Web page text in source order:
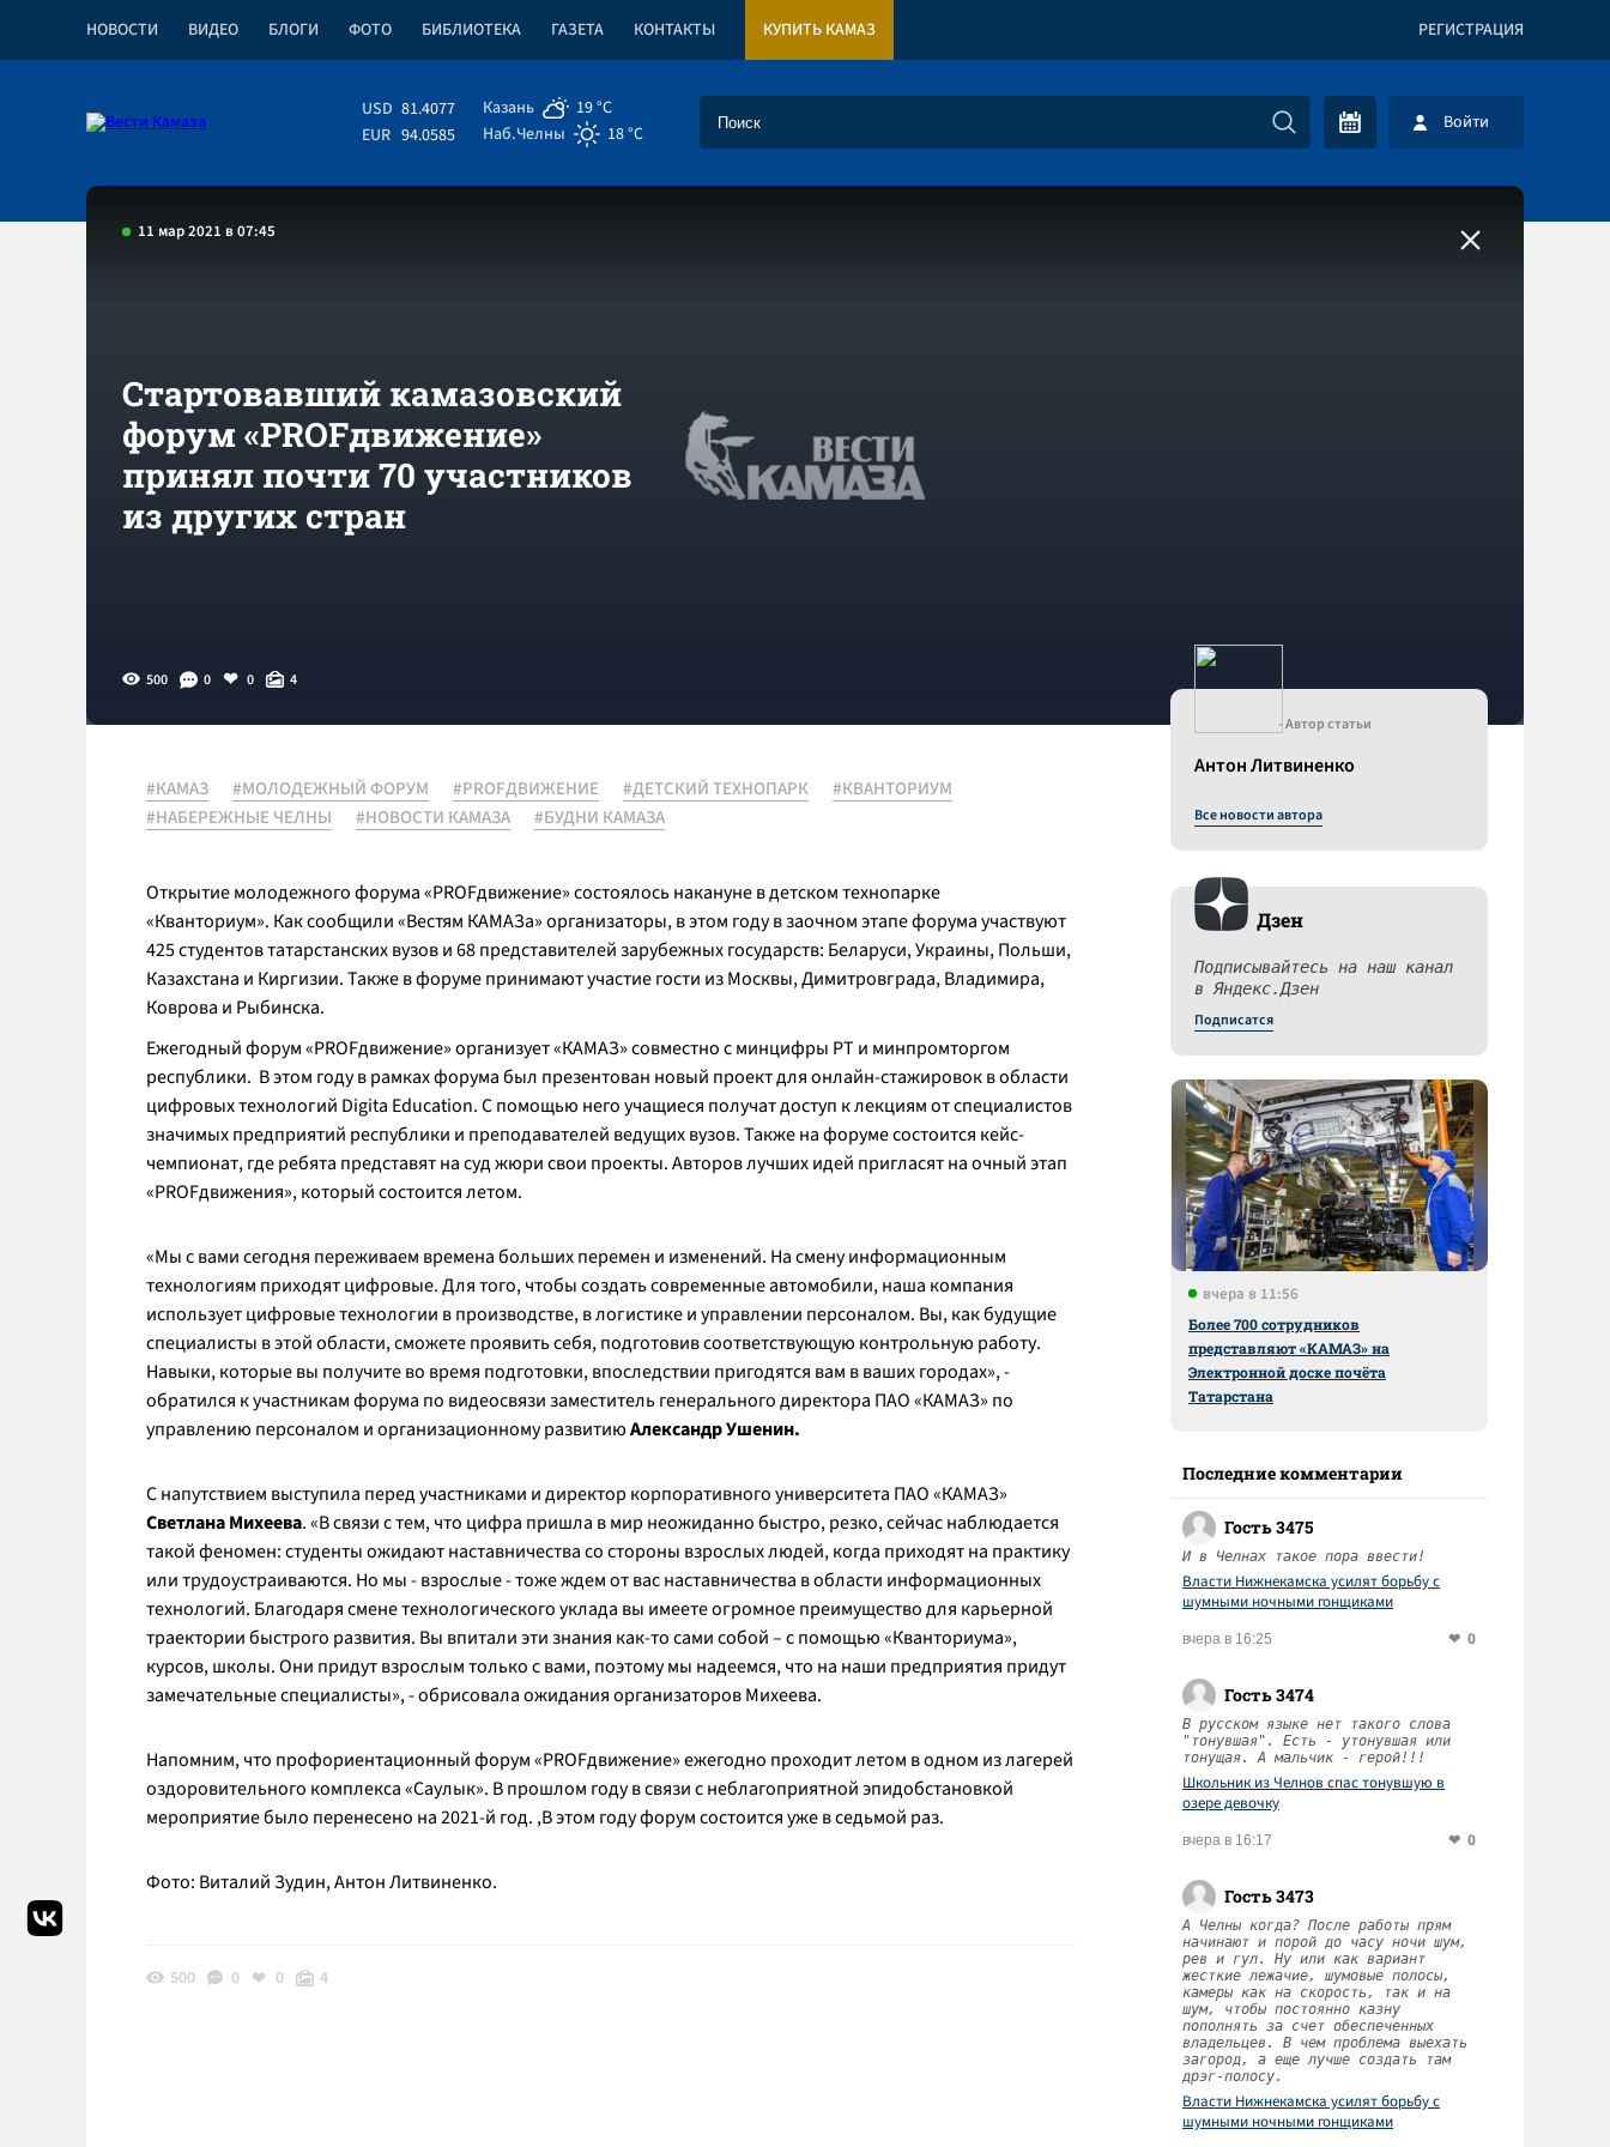
НОВОСТИ ВИДЕО БЛОГИ ФОТО БИБЛИОТЕКА ГАЗЕТА КОНТАКТЫ КУПИТЬ КАМАЗ РЕГИСТРАЦИЯ
USD 81.4077
EUR 94.0585
Казань
19 °C
Наб.Челны
18 °C Войти
11 мар 2021 в 07:45
Стартовавший камазовский
форум «PROFдвижение»
принял почти 70 участников
из других стран
500 0 0 4
#КАМАЗ #МОЛОДЕЖНЫЙ ФОРУМ #PROFДВИЖЕНИЕ #ДЕТСКИЙ ТЕХНОПАРК
#КВАНТОРИУМ
#НАБЕРЕЖНЫЕ ЧЕЛНЫ
#НОВОСТИ КАМАЗА #БУДНИ КАМАЗА
Открытие молодежного форума «PROFдвижение» состоялось накануне в детском технопарке
«Кванториум». Как сообщили «Вестям КАМАЗа» организаторы, в этом году в заочном этапе форума участвуют
425 студентов татарстанских вузов и 68 представителей зарубежных государств: Беларуси, Украины, Польши,
Казахстана и Киргизии. Также в форуме принимают участие гости из Москвы, Димитровграда, Владимира,
Коврова и Рыбинска.
Ежегодный форум «PROFдвижение» организует «КАМАЗ» совместно с минцифры РТ и минпромторгом
республики. В этом году в рамках форума был презентован новый проект для онлайн-стажировок в области
цифровых технологий Digita Education. С помощью него учащиеся получат доступ к лекциям от специалистов
значимых предприятий республики и преподавателей ведущих вузов. Также на форуме состоится кейс-
чемпионат, где ребята представят на суд жюри свои проекты. Авторов лучших идей пригласят на очный этап
«PROFдвижения», который состоится летом.
«Мы с вами сегодня переживаем времена больших перемен и изменений. На смену информационным
технологиям приходят цифровые. Для того, чтобы создать современные автомобили, наша компания
использует цифровые технологии в производстве, в логистике и управлении персоналом. Вы, как будущие
специалисты в этой области, сможете проявить себя, подготовив соответствующую контрольную работу.
Навыки, которые вы получите во время подготовки, впоследствии пригодятся вам в ваших городах», -
обратился к участникам форума по видеосвязи заместитель генерального директора ПАО «КАМАЗ» по
управлению персоналом и организационному развитиюАлександр Ушенин.
С напутствием выступила перед участниками и директор корпоративного университета ПАО «КАМАЗ»
Светлана Михеева. «В связи с тем, что цифра пришла в мир неожиданно быстро, резко, сейчас наблюдается
такой феномен: студенты ожидают наставничества со стороны взрослых людей, когда приходят на практику
или трудоустраиваются. Но мы - взрослые - тоже ждем от вас наставничества в области информационных
технологий. Благодаря смене технологического уклада вы имеете огромное преимущество для карьерной
траектории быстрого развития. Вы впитали эти знания как-то сами собой – с помощью «Кванториума»,
курсов, школы. Они придут взрослым только с вами, поэтому мы надеемся, что на наши предприятия придут
замечательные специалисты», - обрисовала ожидания организаторов Михеева.
Напомним, что профориентационный форум «PROFдвижение» ежегодно проходит летом в одном из лагерей
оздоровительного комплекса «Саулык». В прошлом году в связи с неблагоприятной эпидобстановкой
мероприятие было перенесено на 2021-й год. ,В этом году форум состоится уже в седьмой раз.
Фото: Виталий Зудин, Антон Литвиненко.
500 0 0 4
- Автор статьи
Антон Литвиненко
Все новости автора
Дзен
Подписывайтесь на наш канал
в Яндекс.Дзен
Подписатся
вчера в 11:56
Более 700 сотрудников
представляют «КАМАЗ» на
Электронной доске почёта
Татарстана
Последние комментарии
Гость 3475
И в Челнах такое пора ввести!
Власти Нижнекамска усилят борьбу с
шумными ночными гонщиками
вчера в 16:25 0
Гость 3474
В русском языке нет такого слова
"тонувшая". Есть - утонувшая или
тонущая. А мальчик - герой!!!
Школьник из Челнов спас тонувшую в
озере девочку
вчера в 16:17 0
Гость 3473
А Челны когда? После работы прям
начинают и порой до часу ночи шум,
рев и гул. Ну или как вариант
жесткие лежачие, шумовые полосы,
камеры как на скорость, так и на
шум, чтобы постоянно казну
пополнять за счет обеспеченных
владельцев. В чем проблема выехать
загород, а еще лучше создать там
дрэг-полосу.
Власти Нижнекамска усилят борьбу с
шумными ночными гонщиками